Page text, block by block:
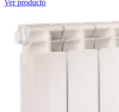
Ver producto